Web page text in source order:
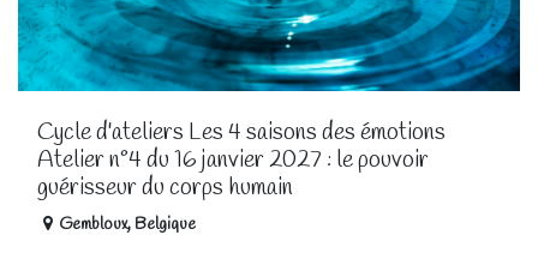
Cycle d'ateliers Les 4 saisons des émotions
Atelier n°4 du 16 janvier 2027 : le pouvoir
guérisseur du corps humain
Gembloux, Belgique